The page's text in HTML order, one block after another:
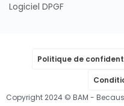
Logiciel DPGF
Politique de
Copyright 2024 © BAM -